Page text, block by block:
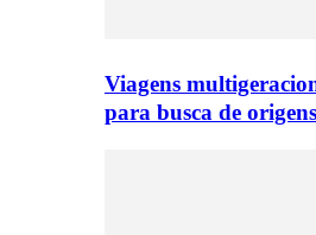
Viagens
para busca de origens